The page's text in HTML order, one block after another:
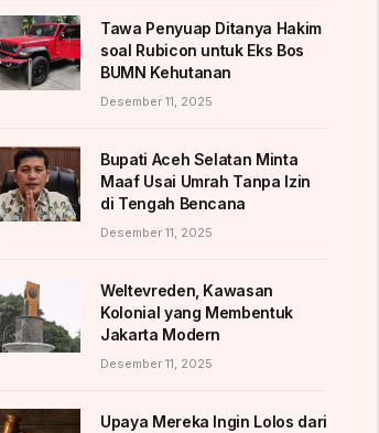
Tawa Penyuap Ditanya Hakim
soal Rubicon untuk Eks Bos
BUMN Kehutanan
Desember 11, 2025
Bupati Aceh Selatan Minta
Maaf Usai Umrah Tanpa Izin
di Tengah Bencana
Desember 11, 2025
Weltevreden, Kawasan
Kolonial yang Membentuk
Jakarta Modern
Desember 11, 2025
Upaya Mereka Ingin Lolos dari